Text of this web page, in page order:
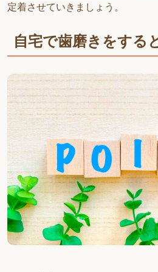
定着させていきましょう。
自宅で歯磨きをする